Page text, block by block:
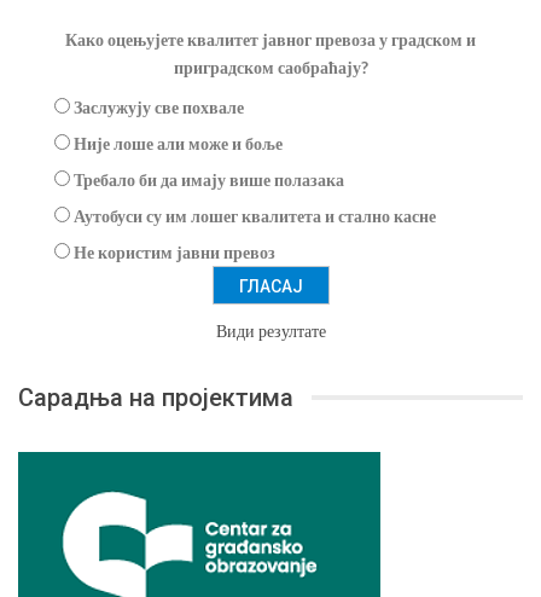
Како оцењујете квалитет јавног превоза у градском и
приградском саобраћају?
Заслужују све похвале
Није лоше али може и боље
Требало би да имају више полазака
Аутобуси су им лошег квалитета и стално касне
Не користим јавни превоз
Види резултате
Сарадња на пројектима